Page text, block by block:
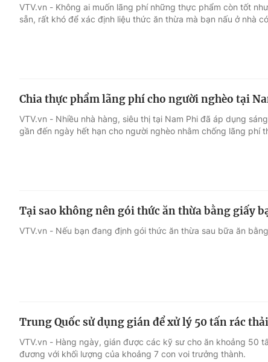
VTV.vn - Không ai muốn lãng phí những thực phẩm còn tốt
sẵn, rất khó để xác định liệu thức ăn thừa mà bạn nấu ở nhà
Chia thực phẩm lãng phí cho người nghèo tại
VTV.vn - Nhiều nhà hàng, siêu thị tại Nam Phi đã áp dụng
gần đến ngày hết hạn cho người nghèo nhằm chống lãng phí
Tại sao không nên gói thức ăn thừa bằng giấy
VTV.vn - Nếu bạn đang định gói thức ăn thừa sau bữa ăn
Trung Quốc sử dụng gián để xử lý 50 tấn rác
VTV.vn - Hàng ngày, gián được các kỹ sư cho ăn khoảng 50
đương với khối lượng của khoảng 7 con voi trưởng thành.